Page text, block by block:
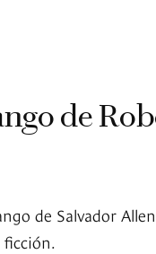
de
de Salvador
ficción.